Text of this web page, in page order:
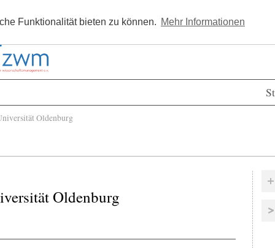
Funktionalität bieten zu können. Mehr Informationen
Kostenlos registrieren
Oldenburg
Oldenburg